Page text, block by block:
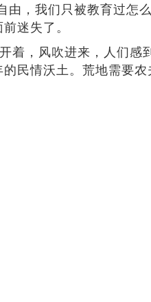
，我们只被教育过怎
迷失了。
，风吹进来，人们感
民情沃土。荒地需要